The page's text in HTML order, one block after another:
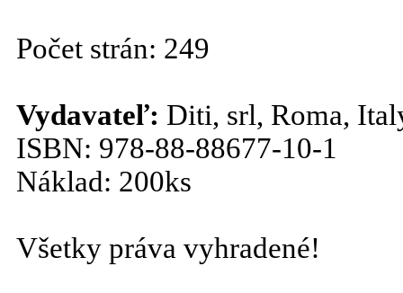
Počet strán: 249
Vydavateľ: Diti, srl, Roma,
ISBN: 978-88-88677-10-1
Náklad: 200ks
Všetky práva vyhradené!